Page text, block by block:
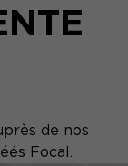
de nos
Focal.